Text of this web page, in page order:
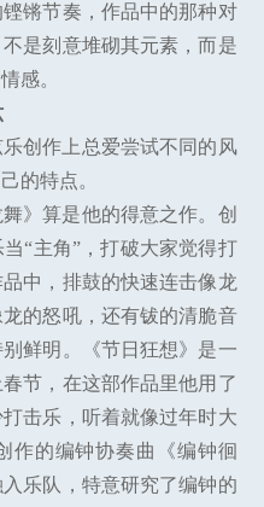
锵节奏，作品中的那种对
是刻意堆砌其元素，而是
感。
创作上总爱尝试不同的风
的特点。
》算是他的得意之作。创
“主角”，打破大家觉得打
中，排鼓的快速连击像龙
的怒吼，还有钹的清脆音
鲜明。《节日狂想》是一
节，在这部作品里他用了
击乐，听着就像过年时大
作的编钟协奏曲《编钟徊
乐队，特意研究了编钟的